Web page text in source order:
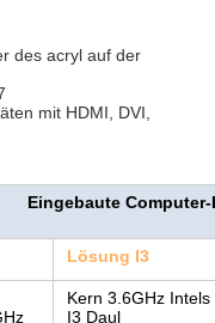
des acryl auf der
mit HDMI, DVI,
Eingebaute
Lösung I3
Kern 3.6GHz Intels
I3 Daul